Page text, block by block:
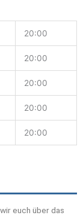
20:00
20:00
20:00
20:00
20:00
euch über das